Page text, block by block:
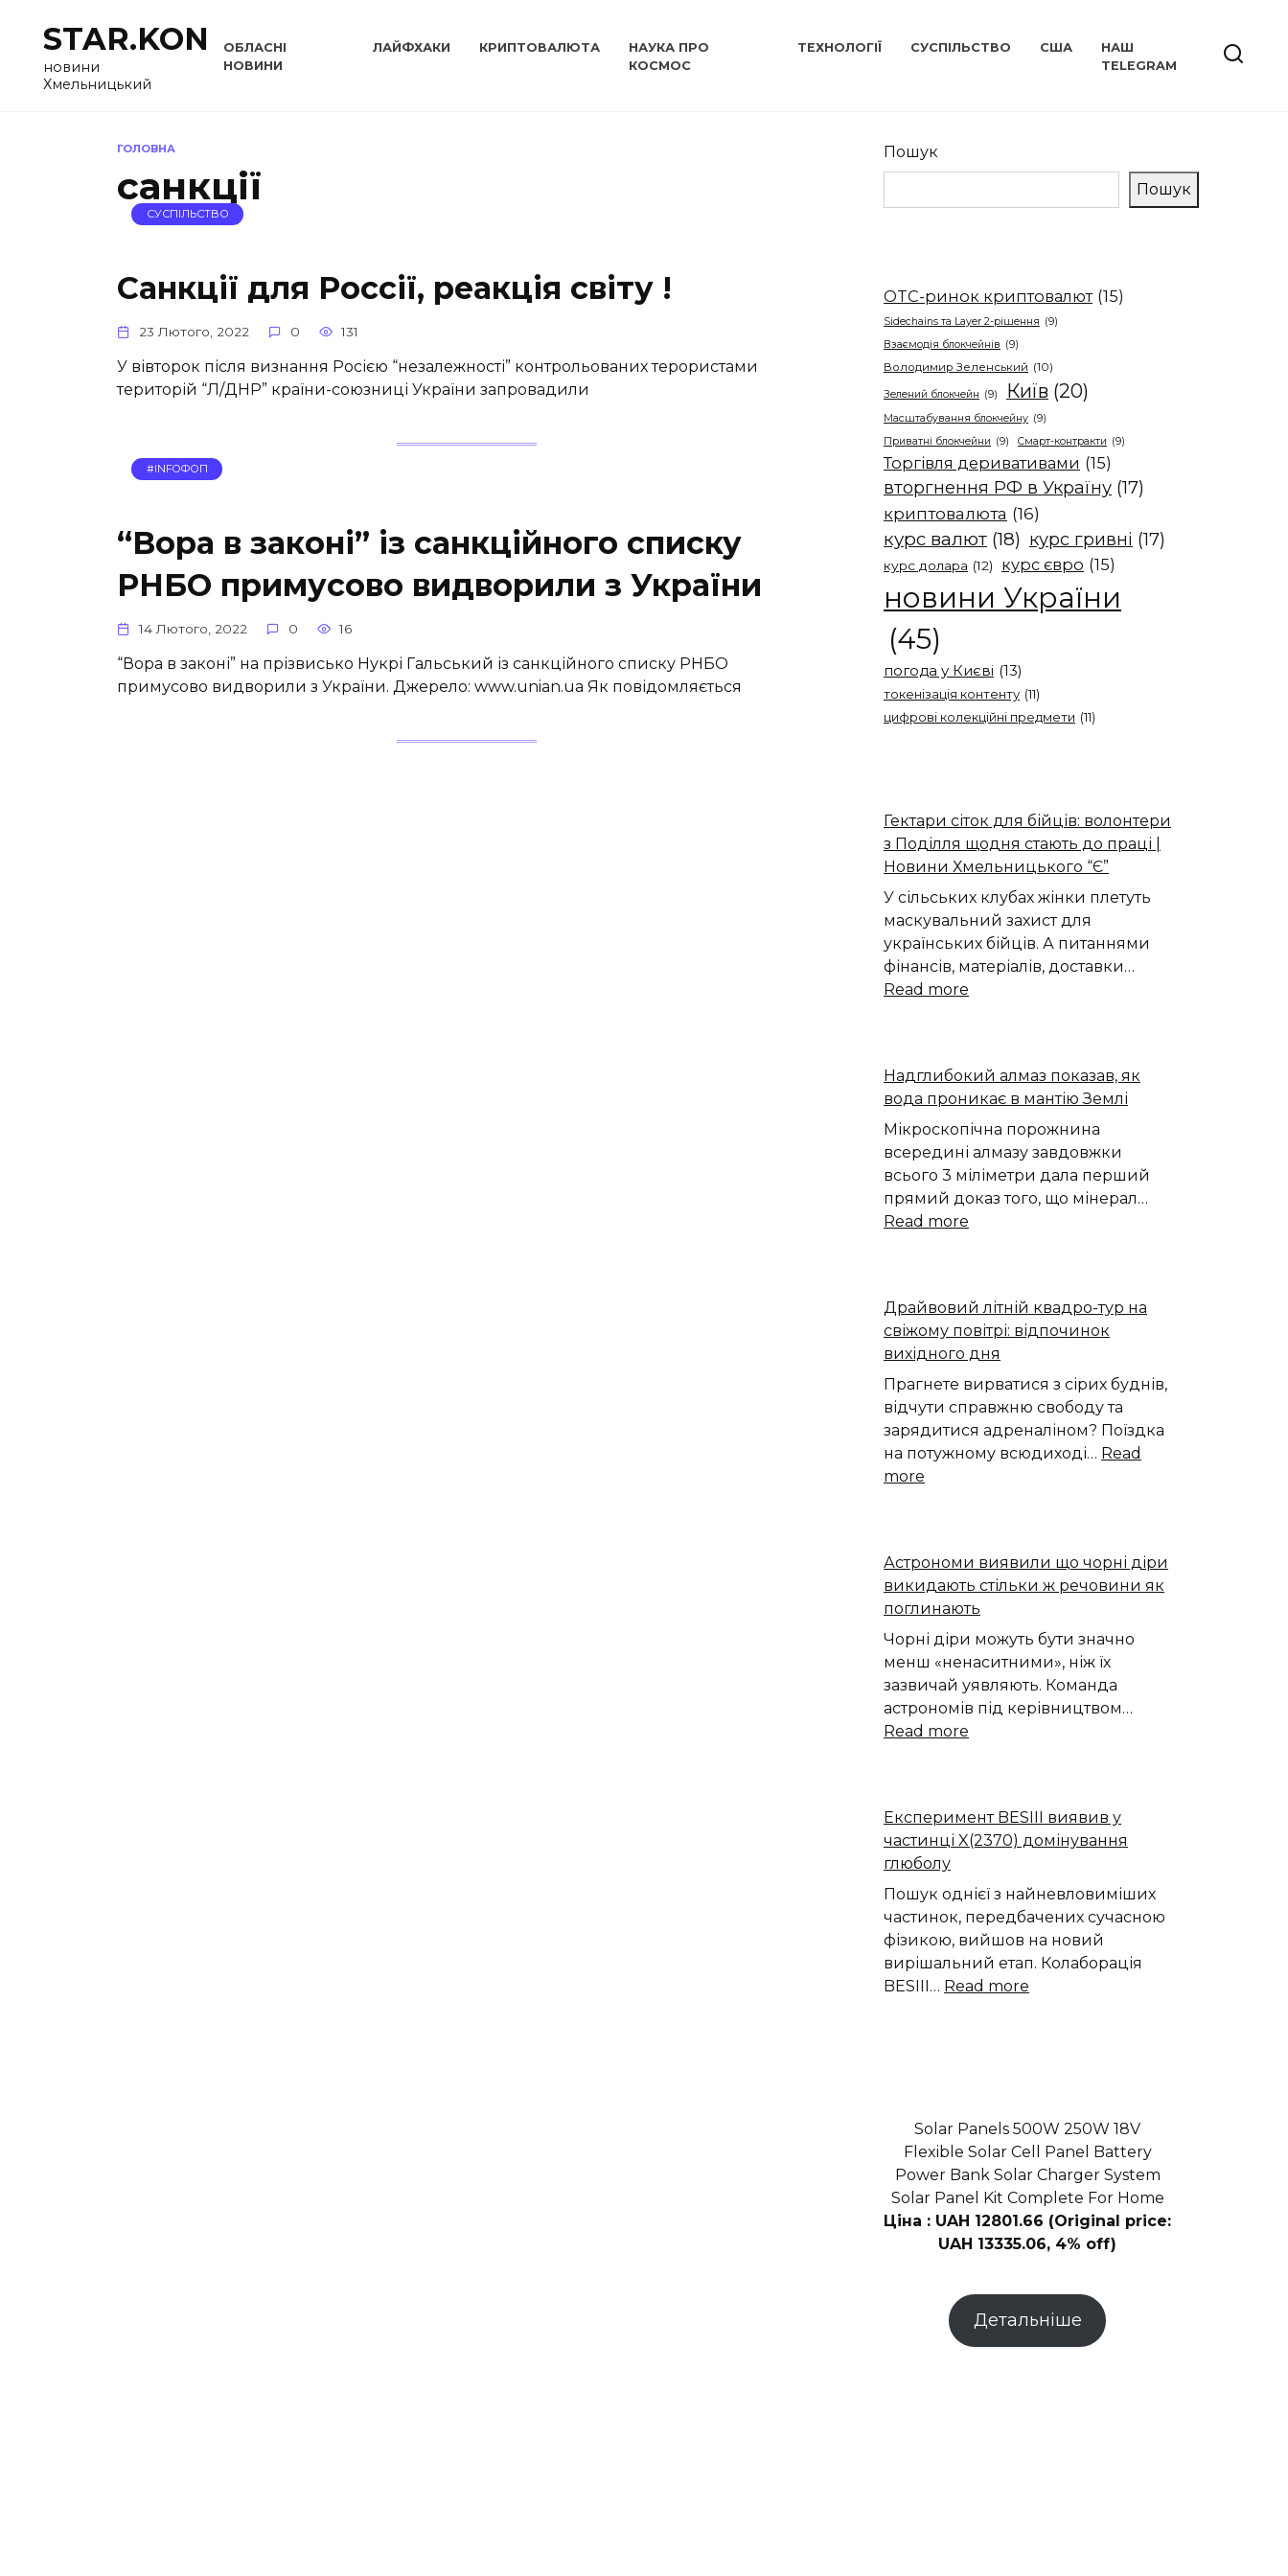
вмістуSTAR.KON
новини
Хмельницький
ОБЛАСНІ
НОВИНИ
ЛАЙФХАКИ КРИПТОВАЛЮТА
НАУКА ПРО
КОСМОС
ТЕХНОЛОГІЇ СУСПІЛЬСТВО США
НАШ
TELEGRAM
ГОЛОВНА
санкції
СУСПІЛЬСТВО
Санкції для Россії, реакція світу !
23 Лютого, 2022 0 131
У вівторок після визнання Росією “незалежності” контрольованих терористами
територій “Л/ДНР” країни-союзниці України запровадили
#INFOФОП
“Вора в законі” із санкційного списку
РНБО примусово видворили з України
14 Лютого, 2022 0 16
“Вора в законі” на прізвисько Нукрі Гальський із санкційного списку РНБО
примусово видворили з України. Джерело: www.unian.ua Як повідомляється
Пошук
Пошук
OTC-ринок криптовалют (15)
Sidechains та Layer 2-рішення (9)
Взаємодія блокчейнів (9)
Володимир Зеленський (10)
Зелений блокчейн (9) Київ (20)
Масштабування блокчейну (9)
Приватні блокчейни (9) Смарт-контракти (9)
Торгівля деривативами (15)
вторгнення РФ в Україну (17)
криптовалюта (16)
курс валют (18) курс гривні (17)
курс долара (12) курс євро (15)
новини України
(45)
погода у Києві (13)
токенізація контенту (11)
цифрові колекційні предмети (11)
Гектари сіток для бійців: волонтери
з Поділля щодня стають до праці |
Новини Хмельницького “Є”
У сільських клубах жінки плетуть
маскувальний захист для
українських бійців. А питаннями
фінансів, матеріалів, доставки…
Read more
бійців:
волонтери
з
Поділля
щодня
стають
Хмельницького
“Є”
Надглибокий алмаз показав, як
вода проникає в мантію Землі
Мікроскопічна порожнина
всередині алмазу завдовжки
всього 3 міліметри дала перший
прямий доказ того, що мінерал…
Read more
як
вода
проникає
в
мантію
Землі
Драйвовий літній квадро-тур на
свіжому повітрі: відпочинок
вихідного дня
Прагнете вирватися з сірих буднів,
відчути справжню свободу та
зарядитися адреналіном? Поїздка
на потужному всюдиході… Read
more
тур
на
свіжому
повітрі:
відпочинок
вихідного
дня
Астрономи виявили що чорні діри
викидають стільки ж речовини як
поглинають
Чорні діри можуть бути значно
менш «ненаситними», ніж їх
зазвичай уявляють. Команда
астрономів під керівництвом…
Read more
чорні
діри
стільки
ж
речовини
як
поглинають
Експеримент BESIII виявив у
частинці X(2370) домінування
глюболу
Пошук однієї з найневловиміших
частинок, передбачених сучасною
фізикою, вийшов на новий
вирішальний етап. Колаборація
BESIII… Read more
X(2370)
домінування
глюболу
Solar Panels 500W 250W 18V
Flexible Solar Cell Panel Battery
Power Bank Solar Charger System
Solar Panel Kit Complete For Home
Ціна : UAH 12801.66 (Original price:
UAH 13335.06, 4% off)
Детальніше